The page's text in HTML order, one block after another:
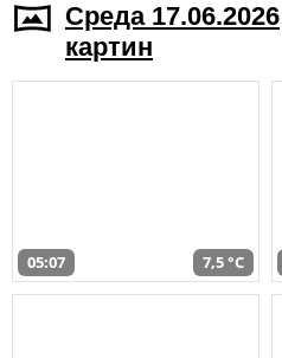
Среда 17.06.2026
картин
05:07 7,5 °C